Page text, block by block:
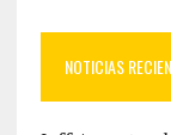
NOTICIAS